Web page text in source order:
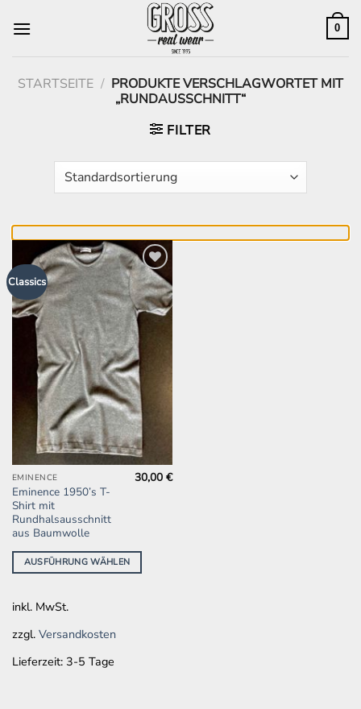
Inhalt
0
STARTSEITE / PRODUKTE VERSCHLAGWORTET MIT
„RUNDAUSSCHNITT“
FILTER
Classics
Zur
Wunschliste
hinzufügen
EMINENCE
Eminence 1950’s T-
Shirt mit
Rundhalsausschnitt
aus Baumwolle
30,00€
AUSFÜHRUNG WÄHLEN
Dieses
Produkt
weist
mehrere
Varianten
auf.
Optionen
können
auf
Produktseite
inkl. MwSt.
zzgl. Versandkosten
Lieferzeit: 3-5 Tage